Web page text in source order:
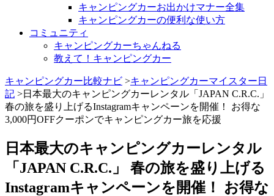
キャンピングカーお出かけマナー全集
キャンピングカーの便利な使い方
コミュニティ
キャンピングカーちゃんねる
教えて！キャンピングカー
キャンピングカー比較ナビ >キャンピングカーマイスター日
記 >日本最大のキャンピングカーレンタル「JAPAN C.R.C.」
春の旅を盛り上げるInstagramキャンペーンを開催！ お得な
3,000円OFFクーポンでキャンピングカー旅を応援
日本最大のキャンピングカーレンタル
「JAPAN C.R.C.」 春の旅を盛り上げる
Instagramキャンペーンを開催！ お得な